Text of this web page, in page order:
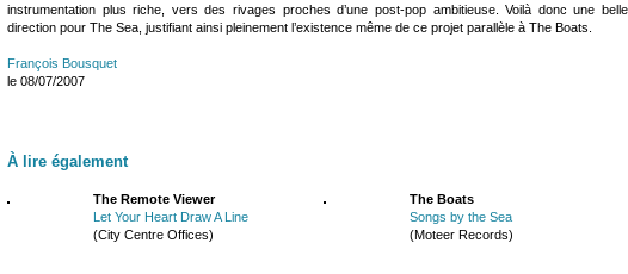
instrumentation plus riche, vers des rivages proches d’une post-pop ambitieuse. Voilà donc une belle
direction pour The Sea, justifiant ainsi pleinement l’existence même de ce projet parallèle à The Boats.
François Bousquet
le 08/07/2007
À lire également
The Remote Viewer
Let Your Heart Draw A Line
(City Centre Offices)
The Boats
Songs by the Sea
(Moteer Records)